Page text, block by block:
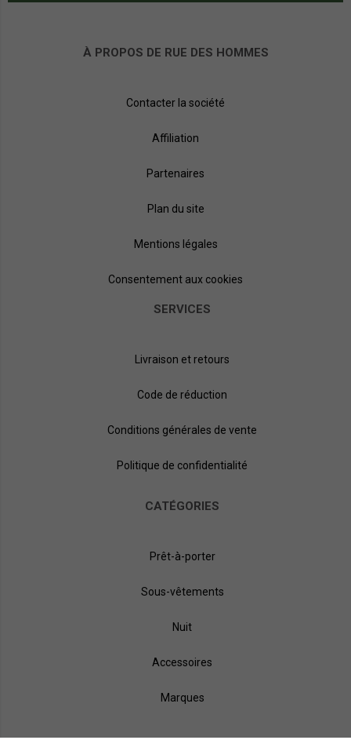
À PROPOS DE RUE DES HOMMES
Contacter la société
Affiliation
Partenaires
Plan du site
Mentions légales
Consentement aux cookies
SERVICES
Livraison et retours
Code de réduction
Conditions générales de vente
Politique de confidentialité
CATÉGORIES
Prêt-à-porter
Sous-vêtements
Nuit
Accessoires
Marques